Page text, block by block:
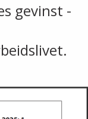
gevinst -